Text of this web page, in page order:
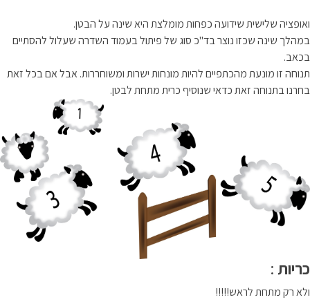
ואופציה שלישית שידועה כפחות מומלצת היא שינה על הבטן.
במהלך שינה שכזו נוצר בד"כ סוג של פיתול בעמוד השדרה שעלול להסתיים
בכאב.
תנוחה זו מונעת מהכתפיים להיות מונחות ישרות ומשוחררות. אבל אם בכל זאת
בחרנו בתנוחה זאת כדאי שנוסיף כרית מתחת לבטן.
כריות :
ולא רק מתחת לראש!!!!!